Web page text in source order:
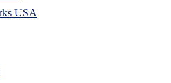
USA